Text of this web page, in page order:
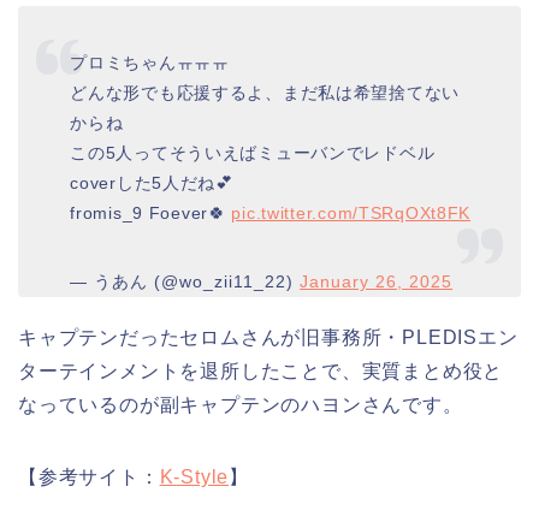
プロミちゃんㅠㅠㅠ
どんな形でも応援するよ、まだ私は希望捨てない
からね
この5人ってそういえばミューバンでレドベル
coverした5人だね💕︎
fromis_9 Foever🍀 pic.twitter.com/TSRqOXt8FK
— うあん (@wo_zii11_22)January 26, 2025
キャプテンだったセロムさんが旧事務所・PLEDISエン
ターテインメントを退所したことで、実質まとめ役と
なっているのが副キャプテンのハヨンさんです。
【参考サイト： K-Style 】